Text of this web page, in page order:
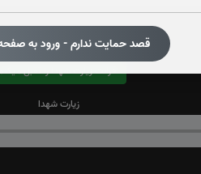
قصد حمایت ندارم - ورود به
قرائت زیارت شهدا را تقبل میکنم
زیارت شهدا